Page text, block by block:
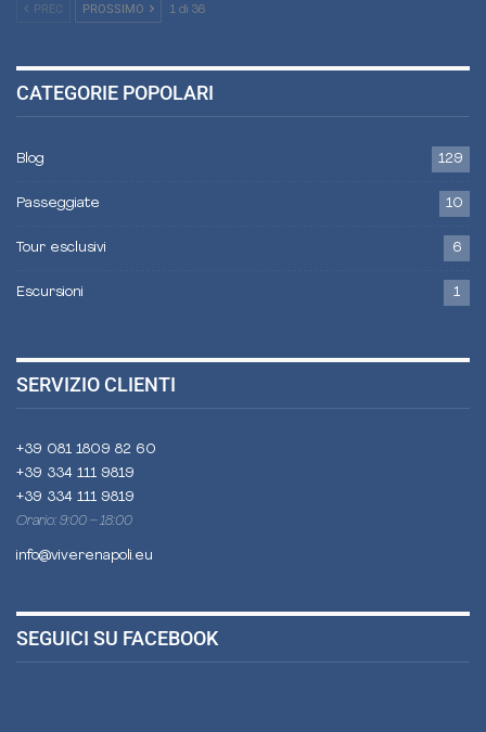
PREC PROSSIMO 1 di 36
CATEGORIE POPOLARI
Blog 129
Passeggiate 10
Tour esclusivi 6
Escursioni 1
SERVIZIO CLIENTI
+39 081 1809 82 60
+39 334 111 9819
+39 334 111 9819
Orario: 9:00 – 18:00
info@viverenapoli.eu
SEGUICI SU FACEBOOK